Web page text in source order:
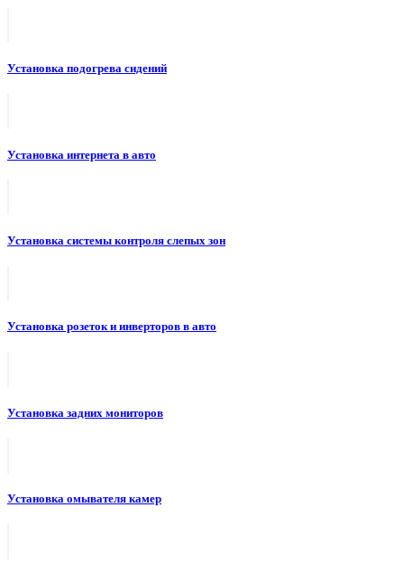
Установка подогрева сидений
Установка интернета в авто
Установка системы контроля слепых зон
Установка розеток и инверторов в авто
Установка задних мониторов
Установка омывателя камер